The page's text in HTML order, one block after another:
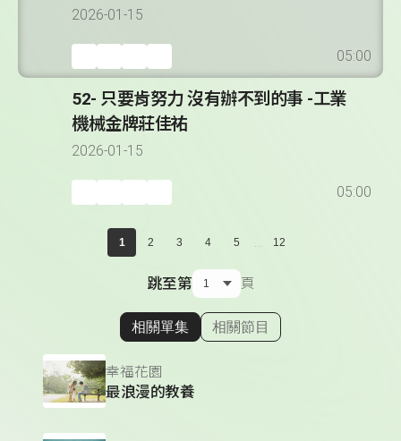
2026-01-15
05:00
52- 只要肯努力 沒有辦不到的事 -工業
機械金牌莊佳祐
2026-01-15
05:00
1 2 3 4 5 ... 12
跳至第 頁
顯示相關單集
相關單集 相關節目
幸福花園
最浪漫的教養